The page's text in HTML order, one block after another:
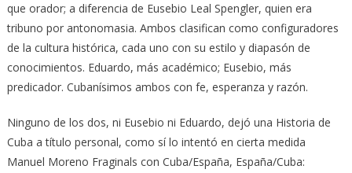
que orador; a diferencia de Eusebio Leal Spengler, quien era
tribuno por antonomasia. Ambos clasifican como configuradores
de la cultura histórica, cada uno con su estilo y diapasón de
conocimientos. Eduardo, más académico; Eusebio, más
predicador. Cubanísimos ambos con fe, esperanza y razón.
Ninguno de los dos, ni Eusebio ni Eduardo, dejó una Historia de
Cuba a título personal, como sí lo intentó en cierta medida
Manuel Moreno Fraginals con Cuba/España, España/Cuba: